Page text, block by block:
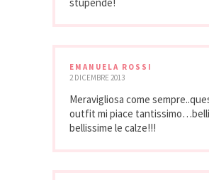
EMANUELA ROSSI
2 DICEMBRE 2013
Meravigliosa come
outfit mi piace
bellissime le calze!!!